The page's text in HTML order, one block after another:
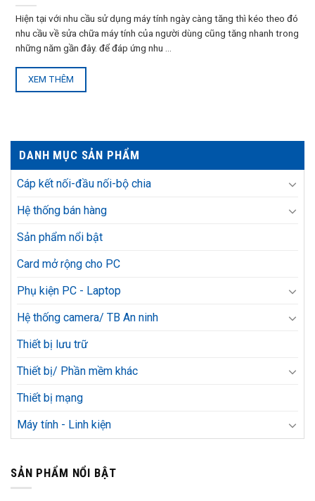
Hiện tại với nhu cầu sử dụng máy tính ngày càng tăng thì kéo theo đó
nhu cầu về sửa chữa máy tính của người dùng cũng tăng nhanh trong
những năm gần đây. để đáp ứng nhu ...
XEM THÊM
DANH MỤC SẢN PHẨM
Cáp kết nối-đầu nối-bộ chia
Hệ thống bán hàng
Sản phẩm nổi bật
Card mở rộng cho PC
Phụ kiện PC - Laptop
Hệ thống camera/ TB An ninh
Thiết bị lưu trữ
Thiết bị/ Phần mềm khác
Thiết bị mạng
Máy tính - Linh kiện
SẢN PHẨM NỔI BẬT